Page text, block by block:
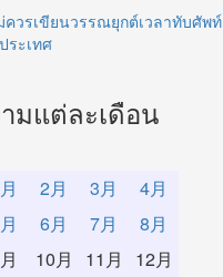
ควรเขียนวรรณยุกต์เวลาทับศัพท์
ระเทศ
มแต่ละเดือน
2月 3月
4月
6月 7月
8月
10月 11月 12月